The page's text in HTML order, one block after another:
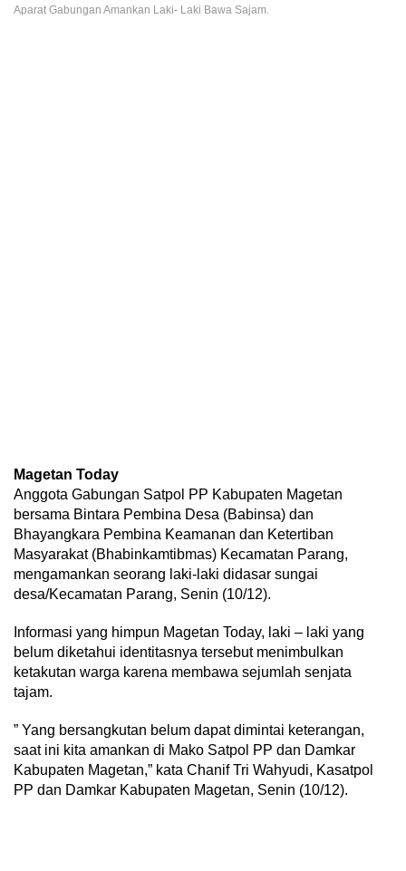
Aparat Gabungan Amankan Laki- Laki Bawa Sajam.
Magetan Today
Anggota Gabungan Satpol PP Kabupaten Magetan
bersama Bintara Pembina Desa (Babinsa) dan
Bhayangkara Pembina Keamanan dan Ketertiban
Masyarakat (Bhabinkamtibmas) Kecamatan Parang,
mengamankan seorang laki-laki didasar sungai
desa/Kecamatan Parang, Senin (10/12).
Informasi yang himpun Magetan Today, laki – laki yang
belum diketahui identitasnya tersebut menimbulkan
ketakutan warga karena membawa sejumlah senjata
tajam.
” Yang bersangkutan belum dapat dimintai keterangan,
saat ini kita amankan di Mako Satpol PP dan Damkar
Kabupaten Magetan,” kata Chanif Tri Wahyudi, Kasatpol
PP dan Damkar Kabupaten Magetan, Senin (10/12).